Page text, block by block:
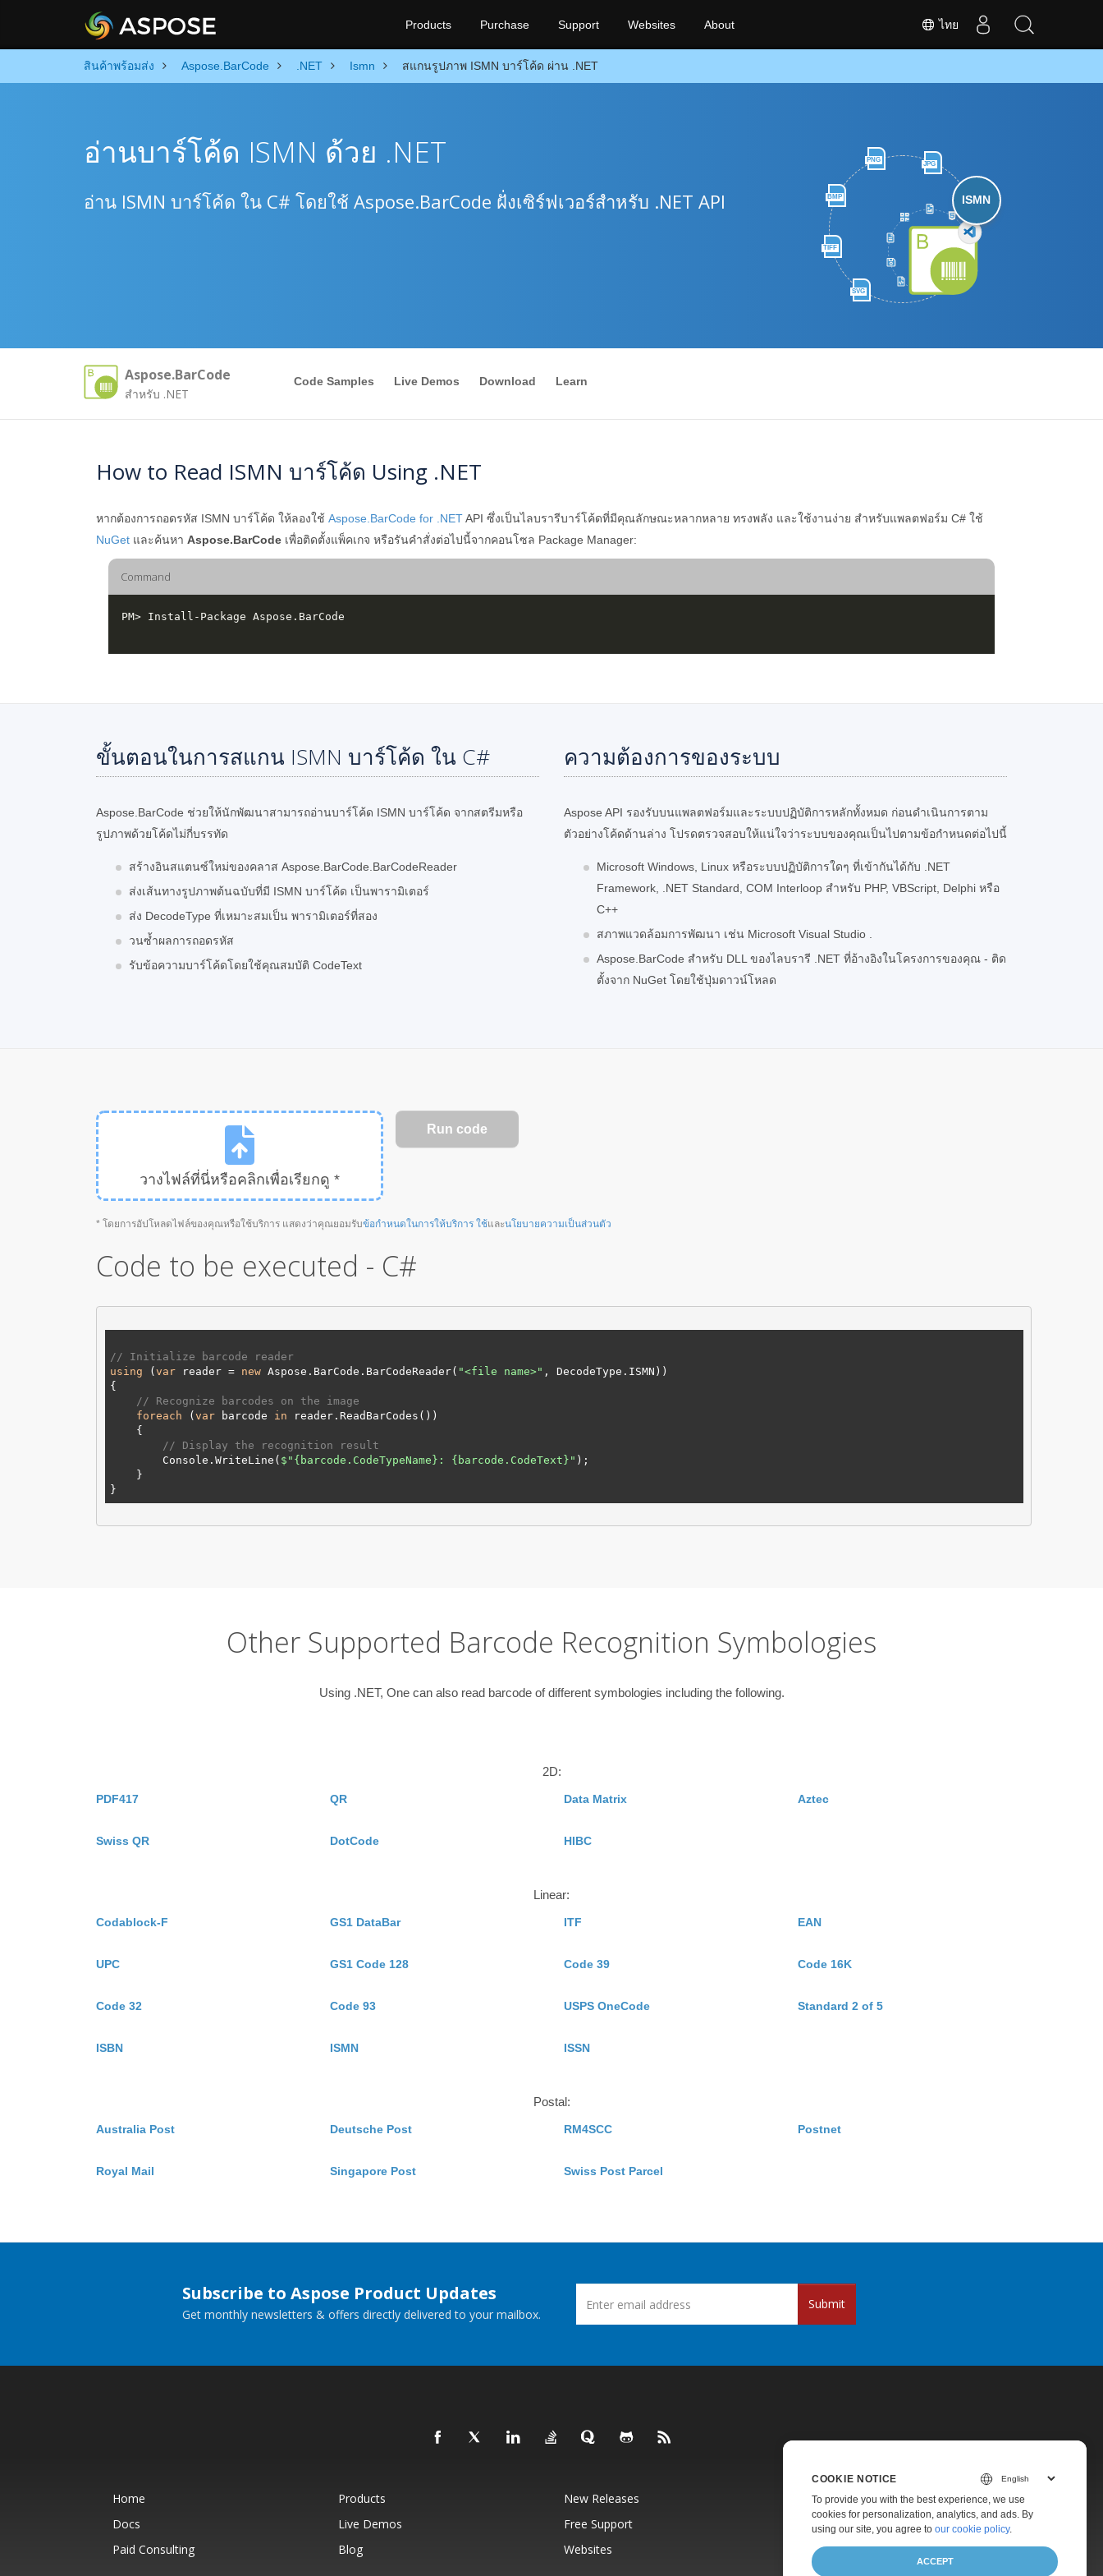
ไทย
Products Purchase Support Websites About
สินค้าพร้อมส่ง Aspose.BarCode .NET Ismn สแกนรูปภาพ ISMN บาร์โค้ด ผ่าน .NET
PNG
JPG
BMP
TIFF
SVG
ISMN
อ่านบาร์โค้ด ISMN ด้วย .NET
อ่าน ISMN บาร์โค้ด ใน C# โดยใช้ Aspose.BarCode ฝั่งเซิร์ฟเวอร์สำหรับ .NET API
Aspose.BarCode
สำหรับ .NET
Code Samples Live Demos Download Learn
How to Read ISMN บาร์โค้ด Using .NET
หากต้องการถอดรหัส ISMN บาร์โค้ด ให้ลองใช้ Aspose.BarCode for .NETAPI ซึ่งเป็นไลบรารีบาร์โค้ดที่มีคุณลักษณะหลากหลาย ทรงพลัง และใช้งานง่าย สำหรับแพลตฟอร์ม C# ใช้
NuGet และค้นหา Aspose.BarCode เพื่อติดตั้งแพ็คเกจ หรือรันคำสั่งต่อไปนี้จากคอนโซล Package Manager:
Command
ขั้นตอนในการสแกน ISMN บาร์โค้ด ใน C#
Aspose.BarCode ช่วยให้นักพัฒนาสามารถอ่านบาร์โค้ด ISMN บาร์โค้ด จากสตรีมหรือ
รูปภาพด้วยโค้ดไม่กี่บรรทัด
สร้างอินสแตนซ์ใหม่ของคลาส Aspose.BarCode.BarCodeReader
ส่งเส้นทางรูปภาพต้นฉบับที่มี ISMN บาร์โค้ด เป็นพารามิเตอร์
ส่ง DecodeType ที่เหมาะสมเป็น พารามิเตอร์ที่สอง
วนซ้ำผลการถอดรหัส
รับข้อความบาร์โค้ดโดยใช้คุณสมบัติ CodeText
ความต้องการของระบบ
Aspose API รองรับบนแพลตฟอร์มและระบบปฏิบัติการหลักทั้งหมด ก่อนดำเนินการตาม
ตัวอย่างโค้ดด้านล่าง โปรดตรวจสอบให้แน่ใจว่าระบบของคุณเป็นไปตามข้อกำหนดต่อไปนี้
Microsoft Windows, Linux หรือระบบปฏิบัติการใดๆ ที่เข้ากันได้กับ .NET
Framework, .NET Standard, COM Interloop สำหรับ PHP, VBScript, Delphi หรือ
C++
สภาพแวดล้อมการพัฒนา เช่น Microsoft Visual Studio .
Aspose.BarCode สำหรับ DLL ของไลบรารี .NET ที่อ้างอิงในโครงการของคุณ - ติด
ตั้งจาก NuGet โดยใช้ปุ่มดาวน์โหลด
วางไฟล์ที่นี่หรือคลิกเพื่อเรียกดู *
* โดยการอัปโหลดไฟล์ของคุณหรือใช้บริการ แสดงว่าคุณยอมรับข้อกำหนดในการให้บริการ ใช้และนโยบายความเป็นส่วนตัว
Code to be executed - C#
// Initialize barcode reader
using ( var reader = new Aspose.BarCode.BarCodeReader( "<file name>" , DecodeType. ISMN ))
// Recognize barcodes on the image
foreach ( var barcode in reader.ReadBarCodes())
// Display the recognition result
        Console.WriteLine(
$" {barcode.CodeTypeName} : {barcode.CodeText} " );
Other Supported Barcode Recognition Symbologies
Using .NET, One can also read barcode of different symbologies including the following.
2D:
PDF417 QR Data Matrix Aztec
Swiss QR DotCode HIBC
Linear:
Codablock-F GS1 DataBar ITF EAN
UPC GS1 Code 128 Code 39 Code 16K
Code 32 Code 93 USPS OneCode Standard 2 of 5
ISBN ISMN ISSN
Postal:
Australia Post Deutsche Post RM4SCC Postnet
Royal Mail Singapore Post Swiss Post Parcel
Subscribe to Aspose Product Updates
Get monthly newsletters & offers directly delivered to your mailbox.
Submit
Home Products New Releases
Pricing
Docs
Live Demos Free Support
Paid Support
Paid Consulting
Blog Websites About
COOKIE NOTICE
To provide you with the best experience, we use
cookies for personalization, analytics, and ads. By
using our site, you agree to our cookie policy.
ACCEPT